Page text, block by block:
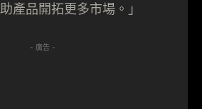
產品開拓更多市場。」
- 廣告 -